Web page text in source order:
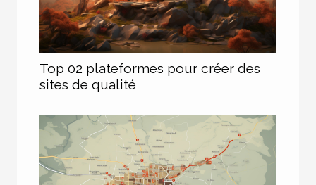
Top 02 plateformes pour créer des
sites de qualité